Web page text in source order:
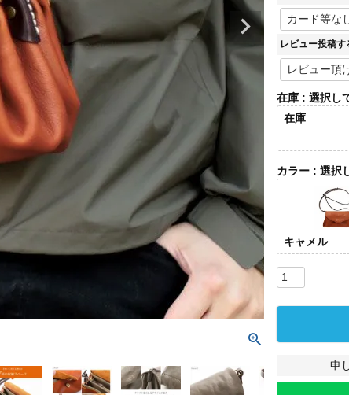
レビュー投稿
在庫
選択し
在庫
カラー 選択
キャメル
申